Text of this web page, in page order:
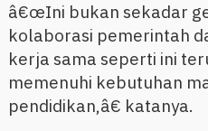
â€œIni bukan sekadar
kolaborasi pemerintah
kerja sama seperti ini
memenuhi kebutuhan
pendidikan,â€ katanya.